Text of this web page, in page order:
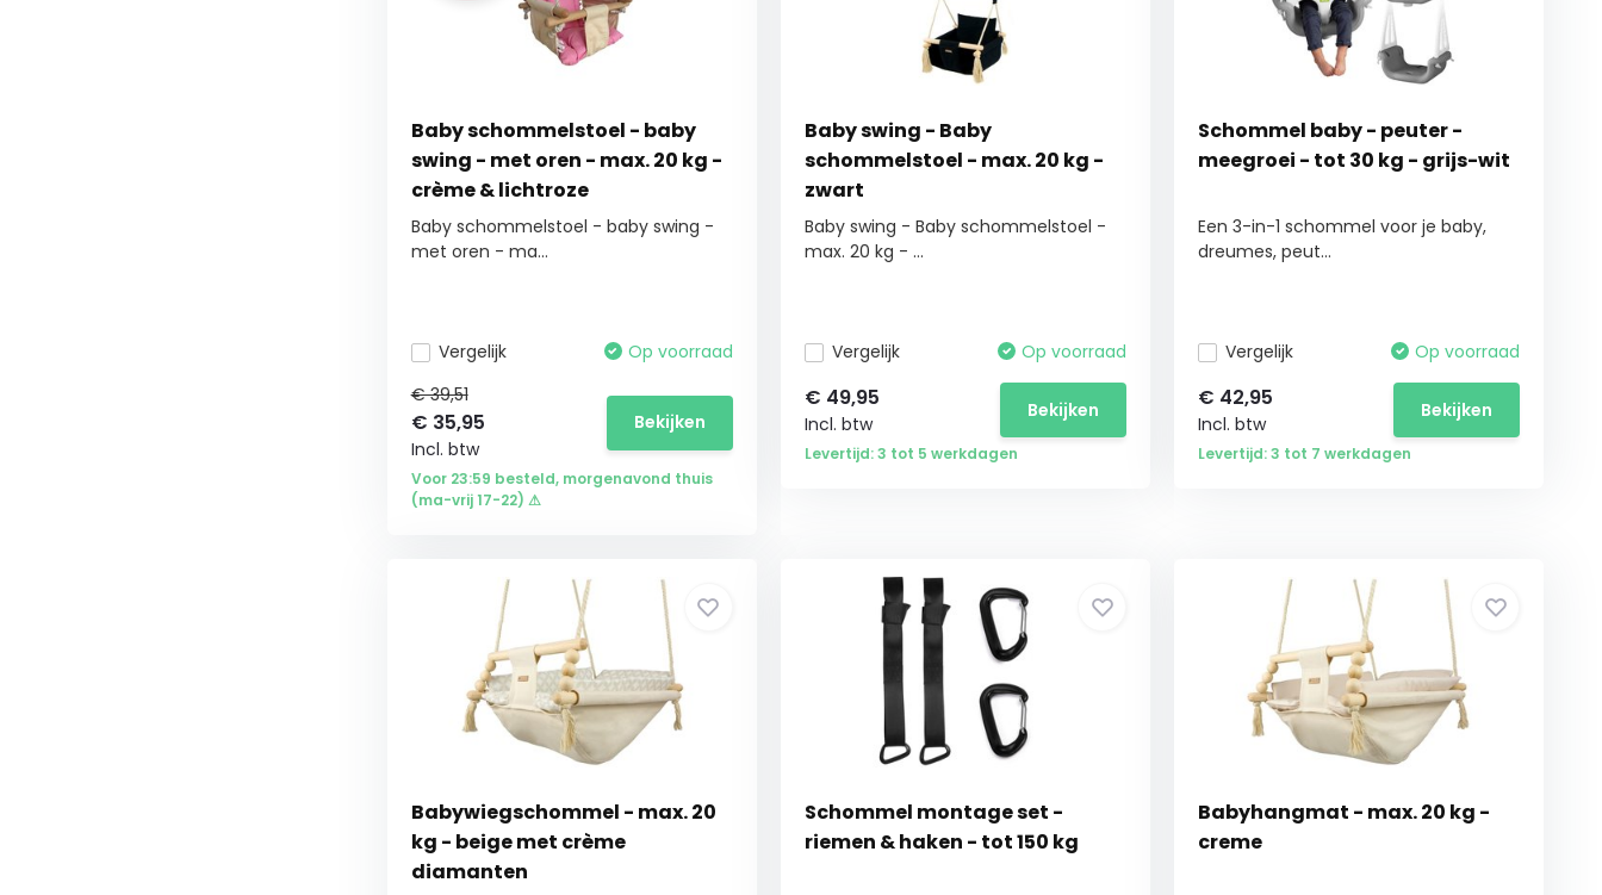
Baby schommelstoel - baby
swing - met oren - max. 20 kg -
crème & lichtroze
Baby schommelstoel - baby swing -
met oren - ma...
Vergelijk
Op voorraad
€ 39,51
€ 35,95
Incl. btw
Bekijken
Voor 23:59 besteld, morgenavond thuis
(ma-vrij 17-22) ⚠
Baby swing - Baby
schommelstoel - max. 20 kg -
zwart
Baby swing - Baby schommelstoel -
max. 20 kg - ...
Vergelijk Op voorraad
€ 49,95
Incl. btw
Bekijken
Levertijd: 3 tot 5 werkdagen
Schommel baby - peuter -
meegroei - tot 30 kg - grijs-wit
Een 3-in-1 schommel voor je baby,
dreumes, peut...
Vergelijk Op voorraad
€ 42,95
Incl. btw
Bekijken
Levertijd: 3 tot 7 werkdagen
Babywiegschommel - max. 20
kg - beige met crème
diamanten
Schommel montage set -
riemen & haken - tot 150 kg
Babyhangmat - max. 20 kg -
creme